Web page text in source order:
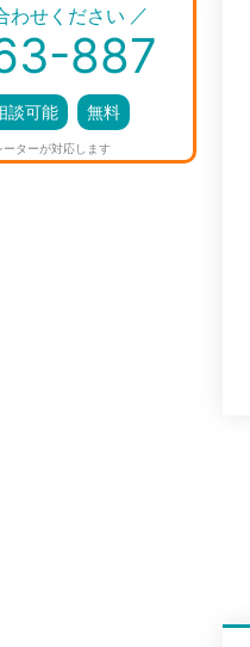
／
わせください
887
談可能 無料
ターが対応します